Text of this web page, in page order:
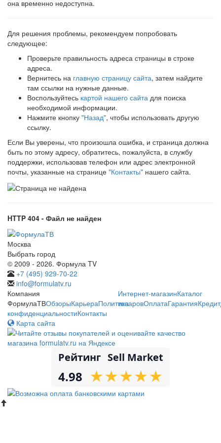
она временно недоступна.
Для решения проблемы, рекомендуем попробовать
следующее:
Проверьте правильность адреса страницы в строке
адреса.
Вернитесь на главную страницу сайта, затем найдите
там ссылки на нужные данные.
Воспользуйтесь картой нашего сайта для поиска
необходимой информации.
Нажмите кнопку "Назад", чтобы использовать другую
ссылку.
Если Вы уверены, что произошла ошибка, и страница должна
быть по этому адресу, обратитесь, пожалуйста, в службу
поддержки, использовав телефон или адрес электронной
почты, указанные на странице "Контакты" нашего сайта.
HTTP 404 - Файл не найден
Москва
Выбрать город
© 2009 - 2026. Формула TV
+7 (495) 929-70-22
info@formulatv.ru
Компания
ФормулаТВОбзорыКарьераПолитика
конфиденциальностиКонтакты
Интернет-магазинКаталог
товаровОплатаГарантияКредит
Карта сайта
Рейтинг Sell Market
4.98 ★
★★
★★
★★
★★
★